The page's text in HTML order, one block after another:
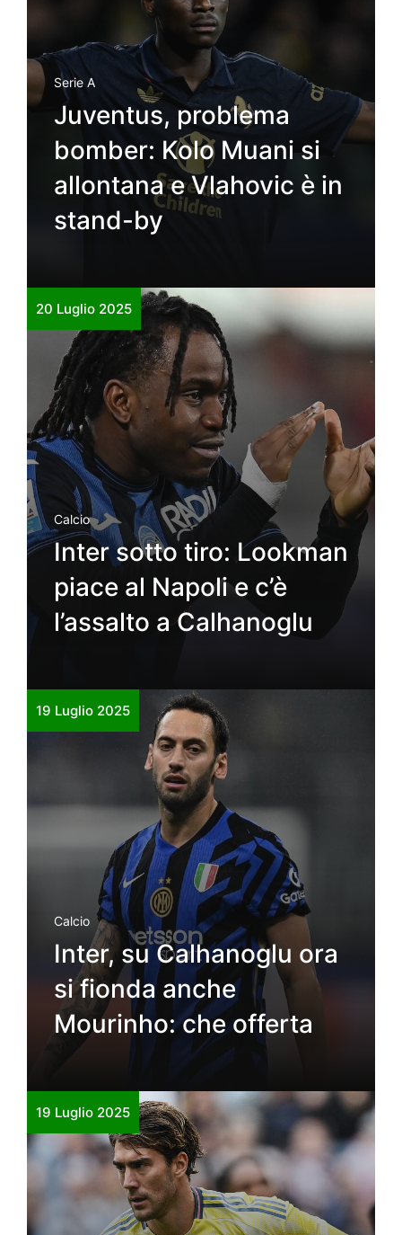
Serie A
Juventus, problema
bomber: Kolo Muani si
allontana e Vlahovic è in
stand-by
20 Luglio 2025
Calcio
Inter sotto tiro: Lookman
piace al Napoli e c’è
l’assalto a Calhanoglu
19 Luglio 2025
Calcio
Inter, su Calhanoglu ora
si fionda anche
Mourinho: che offerta
19 Luglio 2025